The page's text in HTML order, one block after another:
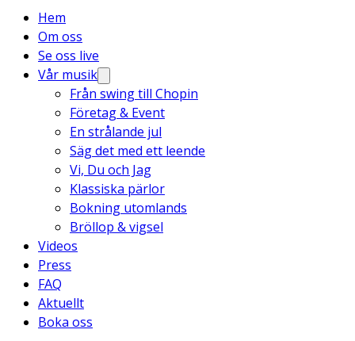
Hem
Om oss
Se oss live
Vår musik
Från swing till Chopin
Företag & Event
En strålande jul
Säg det med ett leende
Vi, Du och Jag
Klassiska pärlor
Bokning utomlands
Bröllop & vigsel
Videos
Press
FAQ
Aktuellt
Boka oss